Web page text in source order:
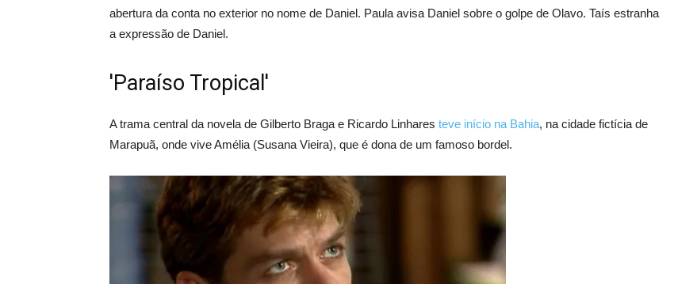
abertura da conta no exterior no nome de Daniel. Paula avisa Daniel sobre o golpe de Olavo. Taís estranha
a expressão de Daniel.
'Paraíso Tropical'
A trama central da novela de Gilberto Braga e Ricardo Linhares teve início na Bahia, na cidade fictícia de
Marapuã, onde vive Amélia (Susana Vieira), que é dona de um famoso bordel.